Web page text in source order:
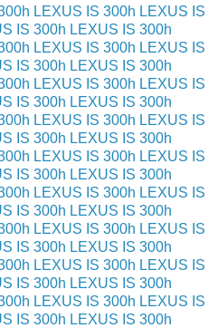
LEXUS IS 300h LEXUS IS
IS 300h LEXUS IS 300h
LEXUS IS 300h LEXUS IS
IS 300h LEXUS IS 300h
LEXUS IS 300h LEXUS IS
IS 300h LEXUS IS 300h
LEXUS IS 300h LEXUS IS
IS 300h LEXUS IS 300h
LEXUS IS 300h LEXUS IS
IS 300h LEXUS IS 300h
LEXUS IS 300h LEXUS IS
IS 300h LEXUS IS 300h
LEXUS IS 300h LEXUS IS
IS 300h LEXUS IS 300h
LEXUS IS 300h LEXUS IS
IS 300h LEXUS IS 300h
LEXUS IS 300h LEXUS IS
IS 300h LEXUS IS 300h